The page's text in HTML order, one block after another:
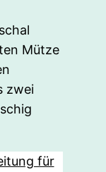
Mütze
zwei
für